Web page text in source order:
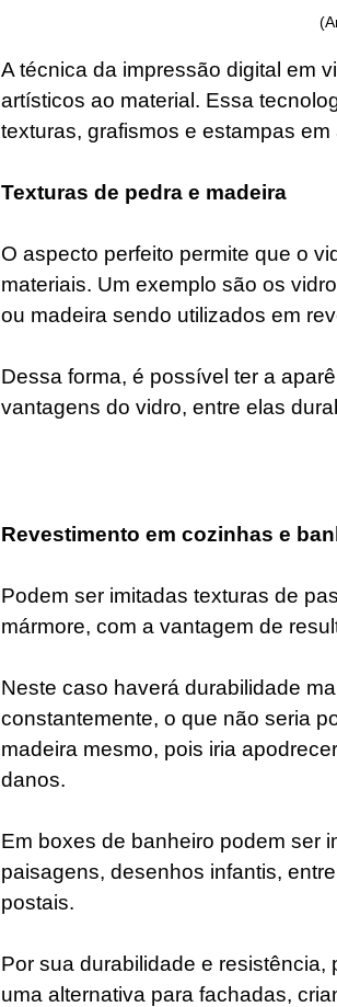
A técnica da impressão digital em
artísticos ao material. Essa
texturas, grafismos e estampas
Texturas de pedra e madeira
O aspecto perfeito permite que o
materiais. Um exemplo são os
ou madeira sendo utilizados em
Dessa forma, é possível ter a
vantagens do vidro, entre elas
Revestimento em cozinhas e
Podem ser imitadas texturas de
mármore, com a vantagem de
Neste caso haverá durabilidade
constantemente, o que não seria
madeira mesmo, pois iria
danos.
Em boxes de banheiro podem ser
paisagens, desenhos infantis,
postais.
Por sua durabilidade e
uma alternativa para fachadas,